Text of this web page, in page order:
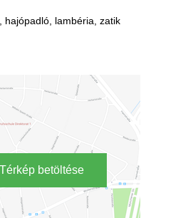
hajópadló, lambéria, zatik
Térkép betöltése